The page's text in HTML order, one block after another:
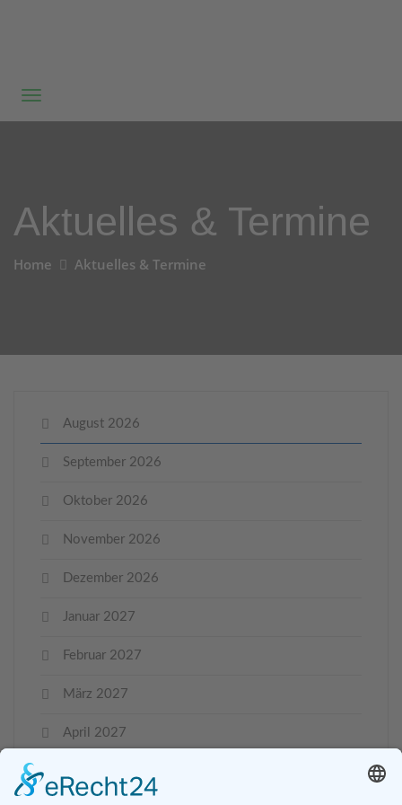
Aktuelles & Termine
Home Aktuelles & Termine
August 2026
September 2026
Oktober 2026
November 2026
Dezember 2026
Januar 2027
Februar 2027
März 2027
April 2027